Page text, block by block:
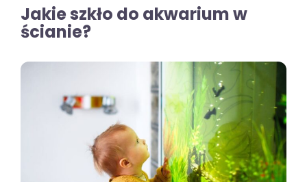
Jakie szkło do akwarium w
ścianie?